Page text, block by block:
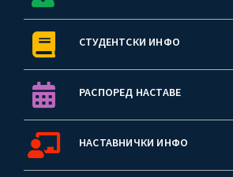
СТУДЕНТСКИ ИНФО
РАСПОРЕД НАСТАВЕ
НАСТАВНИЧКИ ИНФО